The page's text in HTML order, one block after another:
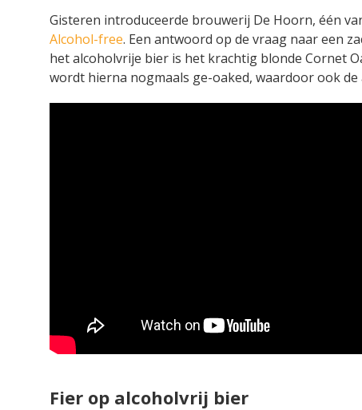
Gisteren introduceerde brouwerij De Hoorn, één
Alcohol-free. Een antwoord op de vraag naar een
het alcoholvrije bier is het krachtig blonde Cornet
wordt hierna nogmaals ge-oaked, waardoor ook
Fier op alcoholvrij bier